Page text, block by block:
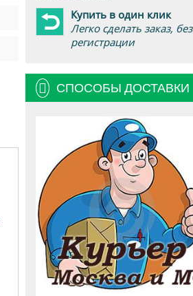
Купить в один клик
Легко сделать заказ, без
регистрации
СПОСОБЫ ДОСТАВКИ